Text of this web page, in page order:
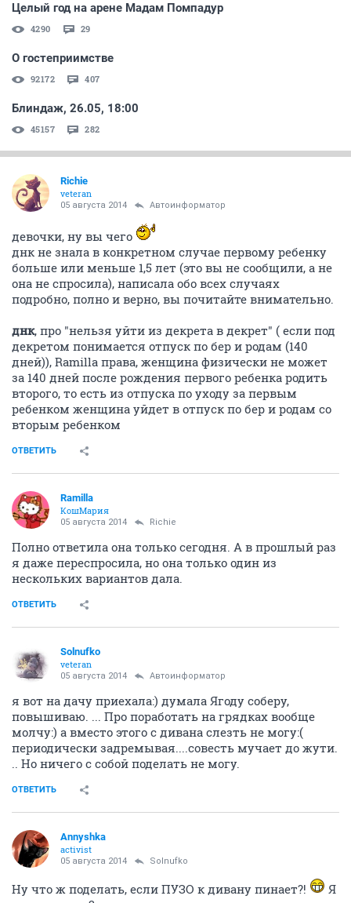
Целый год на арене Мадам Помпадур
4290 29
О гостеприимстве
92172 407
Блиндаж, 26.05, 18:00
45157 282
Richie
veteran
05 августа 2014 Автоинформатор
девочки, ну вы чего
днк не знала в конкретном случае первому ребенку
больше или меньше 1,5 лет (это вы не сообщили, а не
она не спросила), написала обо всех случаях
подробно, полно и верно, вы почитайте внимательно.
днк, про "нельзя уйти из декрета в декрет" ( если под
декретом понимается отпуск по бер и родам (140
дней)), Ramilla права, женщина физически не может
за 140 дней после рождения первого ребенка родить
второго, то есть из отпуска по уходу за первым
ребенком женщина уйдет в отпуск по бер и родам со
вторым ребенком
ОТВЕТИТЬ
Ramilla
КошМария
05 августа 2014 Richie
Полно ответила она только сегодня. А в прошлый раз
я даже переспросила, но она только один из
нескольких вариантов дала.
ОТВЕТИТЬ
Solnufko
veteran
05 августа 2014 Автоинформатор
я вот на дачу приехала:) думала Ягоду соберу,
повышиваю. ... Про поработать на грядках вообще
молчу:) а вместо этого с дивана слезть не могу:(
периодически задремывая....совесть мучает до жути.
.. Но ничего с собой поделать не могу.
ОТВЕТИТЬ
Annyshka
activist
05 августа 2014 Solnufko
Ну что ж поделать, если ПУЗО к дивану пинает?!
Я